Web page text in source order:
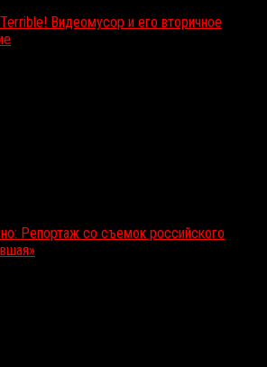
Видеомусор и его вторичное
Репортаж со съемок российского